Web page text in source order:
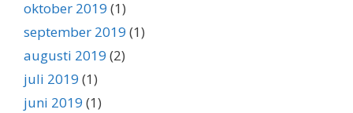
oktober 2019 (1)
september 2019 (1)
augusti 2019 (2)
juli 2019 (1)
juni 2019 (1)